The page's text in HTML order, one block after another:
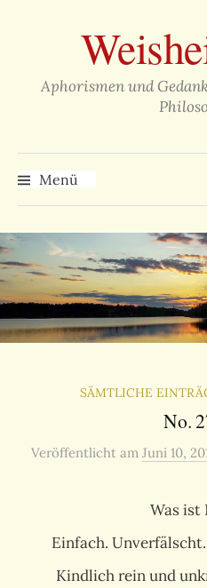
überspringen
Aphorismen und
Menü
SÄMTLICHE
No.
Veröffentlicht am Juni 10,
Was ist
Einfach.
Kindlich rein und